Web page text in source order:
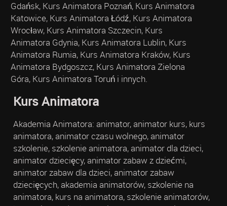
Gdańsk, Kurs Animatora Poznań, Kurs Animatora
Katowice, Kurs Animatora Łódź, Kurs Animatora
Wrocław, Kurs Animatora Szczecin, Kurs
Animatora Gdynia, Kurs Animatora Lublin, Kurs
Animatora Rumia, Kurs Animatora Kraków, Kurs
Animatora Bydgoszcz, Kurs Animatora Zielona
Góra, Kurs Animatora Toruń i innych.
Kurs Animatora
Akademia Animatora: animator, animator kurs, kurs
animatora, animator czasu wolnego, animator
szkolenie, szkolenie animatora, animator dla dzieci,
animator dziecięcy, animator zabaw z dziećmi,
animator zabaw dla dzieci, animator zabaw
dziecięcych, akademia animatorów, szkolenie na
animatora, kurs na animatora, szkolenie animatorów,